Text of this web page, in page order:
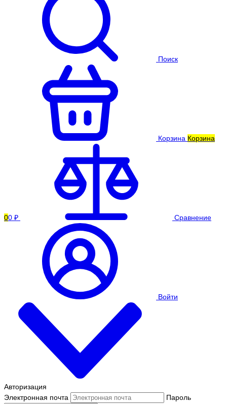
Поиск
Корзина Корзина
00 ₽ Сравнение
Войти
Авторизация
Электронная почта
Пароль